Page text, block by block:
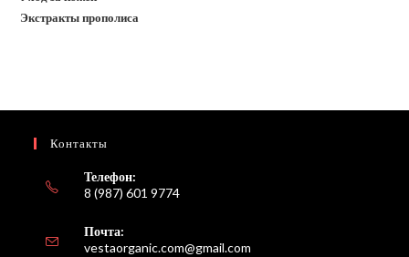
Экстракты прополиса
Контакты
Телефон:
8 (987) 601 9774
Почта:
vestaorganic.com@gmail.com